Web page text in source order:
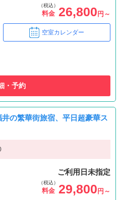
（税込）
料金 26,800 円～
空室カレンダー
・予約
の繁華街旅宿、平日超豪華ス
ご利用日未指定
（税込）
料金 29,800 円～